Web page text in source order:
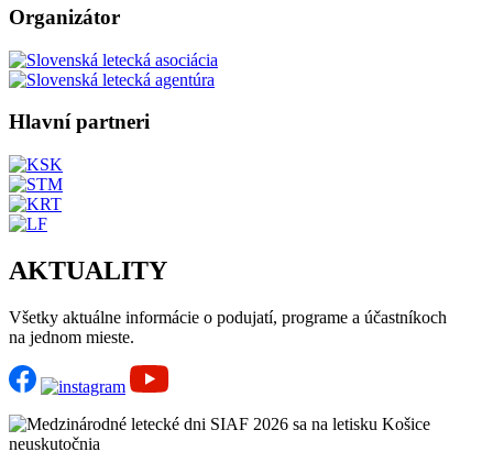
Organizátor
Hlavní partneri
AKTUALITY
Všetky aktuálne informácie o podujatí, programe a účastníkoch
na jednom mieste.